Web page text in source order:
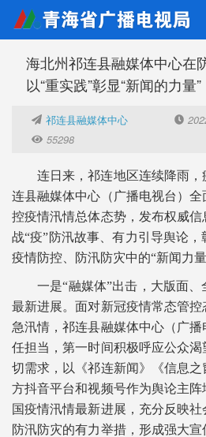
海北州祁连县融媒体中心在
以“重实践”彰显“新闻的力量”
祁连县融媒体中心
55298
连日来，祁连地区连续降雨
连县融媒体中心（广播电视台）
控疫情汛情总体态势，发布权威
战“疫”防汛故事、有力引导舆论
疫情防控、防汛防灾中的“新闻力量
一是“融媒体”出击，大版面
最新进展。面对新冠疫情常态管
急汛情，祁连县融媒体中心（广
任担当，第一时间积极呼应公众
切需求，以《祁连新闻》《信息
方抖音平台和视频号作为舆论主
国疫情汛情最新进展，充分反映
防汛防灾的有力举措，形成强大